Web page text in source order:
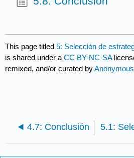
This page titled5: Selección de
is shared under aCC BY-NC-SA
remixed, and/or curated byAnonymous
4.7: Conclusión